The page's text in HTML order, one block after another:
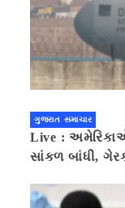
ગુજરાત સમાચાર
Live :
સાંકળ બાંધી,